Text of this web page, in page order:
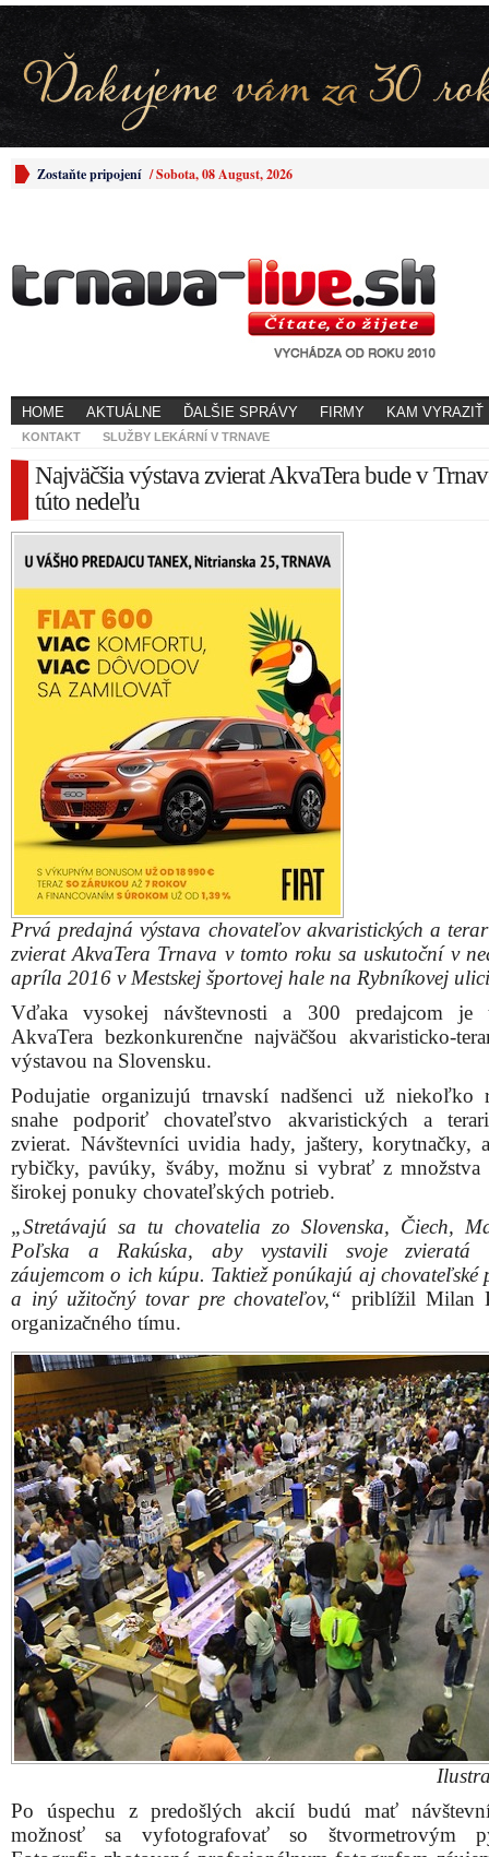
Zostaňte pripojení /Sobota, 08 August, 2026
HOME AKTUÁLNE ĎALŠIE SPRÁVY FIRMY KAM VYRAZIŤ
KONTAKT SLUŽBY LEKÁRNÍ V TRNAVE
Najväčšia výstava zvierat AkvaTera bude v
túto nedeľu
Prvá predajná výstava chovateľov akvaristických a
zvierat AkvaTera Trnava v tomto roku sa uskutoční v
apríla 2016 v Mestskej športovej hale na Rybníkovej
Vďaka vysokej návštevnosti a 300 predajcom je
AkvaTera bezkonkurenčne najväčšou akvaristicko-
výstavou na Slovensku.
Podujatie organizujú trnavskí nadšenci už
snahe podporiť chovateľstvo akvaristických a
zvierat. Návštevníci uvidia hady, jaštery, korytnačky,
rybičky, pavúky, šváby, možnu si vybrať z množstva
širokej ponuky chovateľských potrieb.
„Stretávajú sa tu chovatelia zo Slovenska, Čiech,
Poľska a Rakúska, aby vystavili svoje zvieratá
záujemcom o ich kúpu. Taktiež ponúkajú aj chovateľské
a iný užitočný tovar pre chovateľov,“ priblížil Milan
organizačného tímu.
Po úspechu z predošlých akcií budú mať
možnosť sa vyfotografovať so štvormetrovým